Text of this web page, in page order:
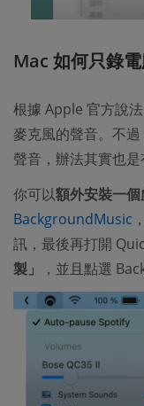
Mac 如何只錄
根據 Apple 官方說
麥克風的聲音。不
聲音，辦法其實也是
你可以額外安裝一
BackgroundMusic
訊，最後再打開
製」
，並且點選